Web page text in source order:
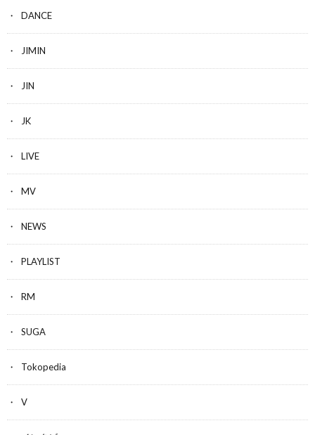
DANCE
JIMIN
JIN
JK
LIVE
MV
NEWS
PLAYLIST
RM
SUGA
Tokopedia
V